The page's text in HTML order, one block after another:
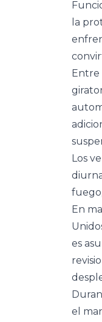
la
Entre
Los
En
es
el